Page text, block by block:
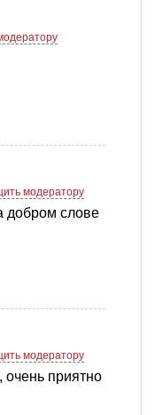
модератору
добром слове
модератору
приятно